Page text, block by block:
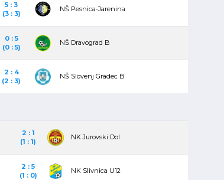
5 : 3
(3 : 3)
NŠ Pesnica-Jarenina
0 : 5
(0 : 5)
NŠ Dravograd B
2 : 4
(2 : 3)
NŠ Slovenj Gradec B
2 : 1
(1 : 1)
NK Jurovski Dol
2 : 5
(1 : 0)
NK Slivnica U12